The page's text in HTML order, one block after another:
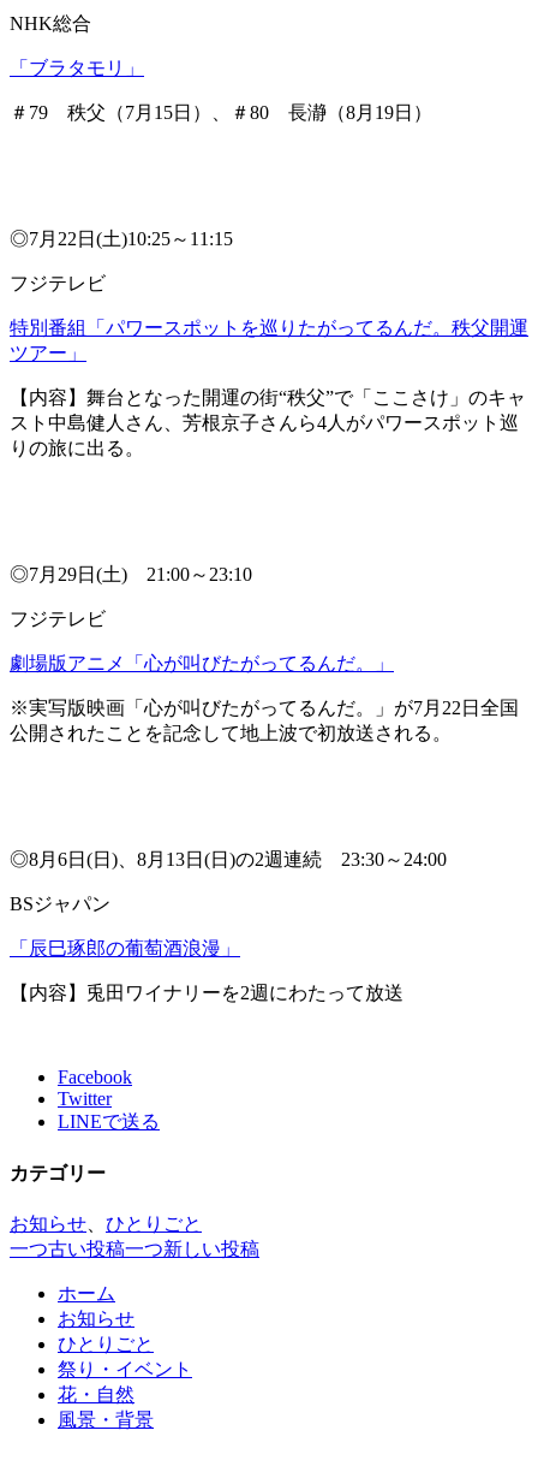
NHK総合
「ブラタモリ」
＃79 秩父（7月15日）、＃80 長瀞（8月19日）
◎7月22日(土)10:25～11:15
フジテレビ
特別番組「パワースポットを巡りたがってるんだ。秩父開運
ツアー」
【内容】舞台となった開運の街“秩父”で「ここさけ」のキャ
スト中島健人さん、芳根京子さんら4人がパワースポット巡
りの旅に出る。
◎7月29日(土) 21:00～23:10
フジテレビ
劇場版アニメ「心が叫びたがってるんだ。」
※実写版映画「心が叫びたがってるんだ。」が7月22日全国
公開されたことを記念して地上波で初放送される。
◎8月6日(日)、8月13日(日)の2週連続 23:30～24:00
BSジャパン
「辰巳琢郎の葡萄酒浪漫」
【内容】兎田ワイナリーを2週にわたって放送
Facebook
Twitter
LINEで送る
カテゴリー
お知らせ
ひとりごと
一つ古い投稿一つ新しい投稿
ホーム
お知らせ
ひとりごと
祭り・イベント
花・自然
風景・背景